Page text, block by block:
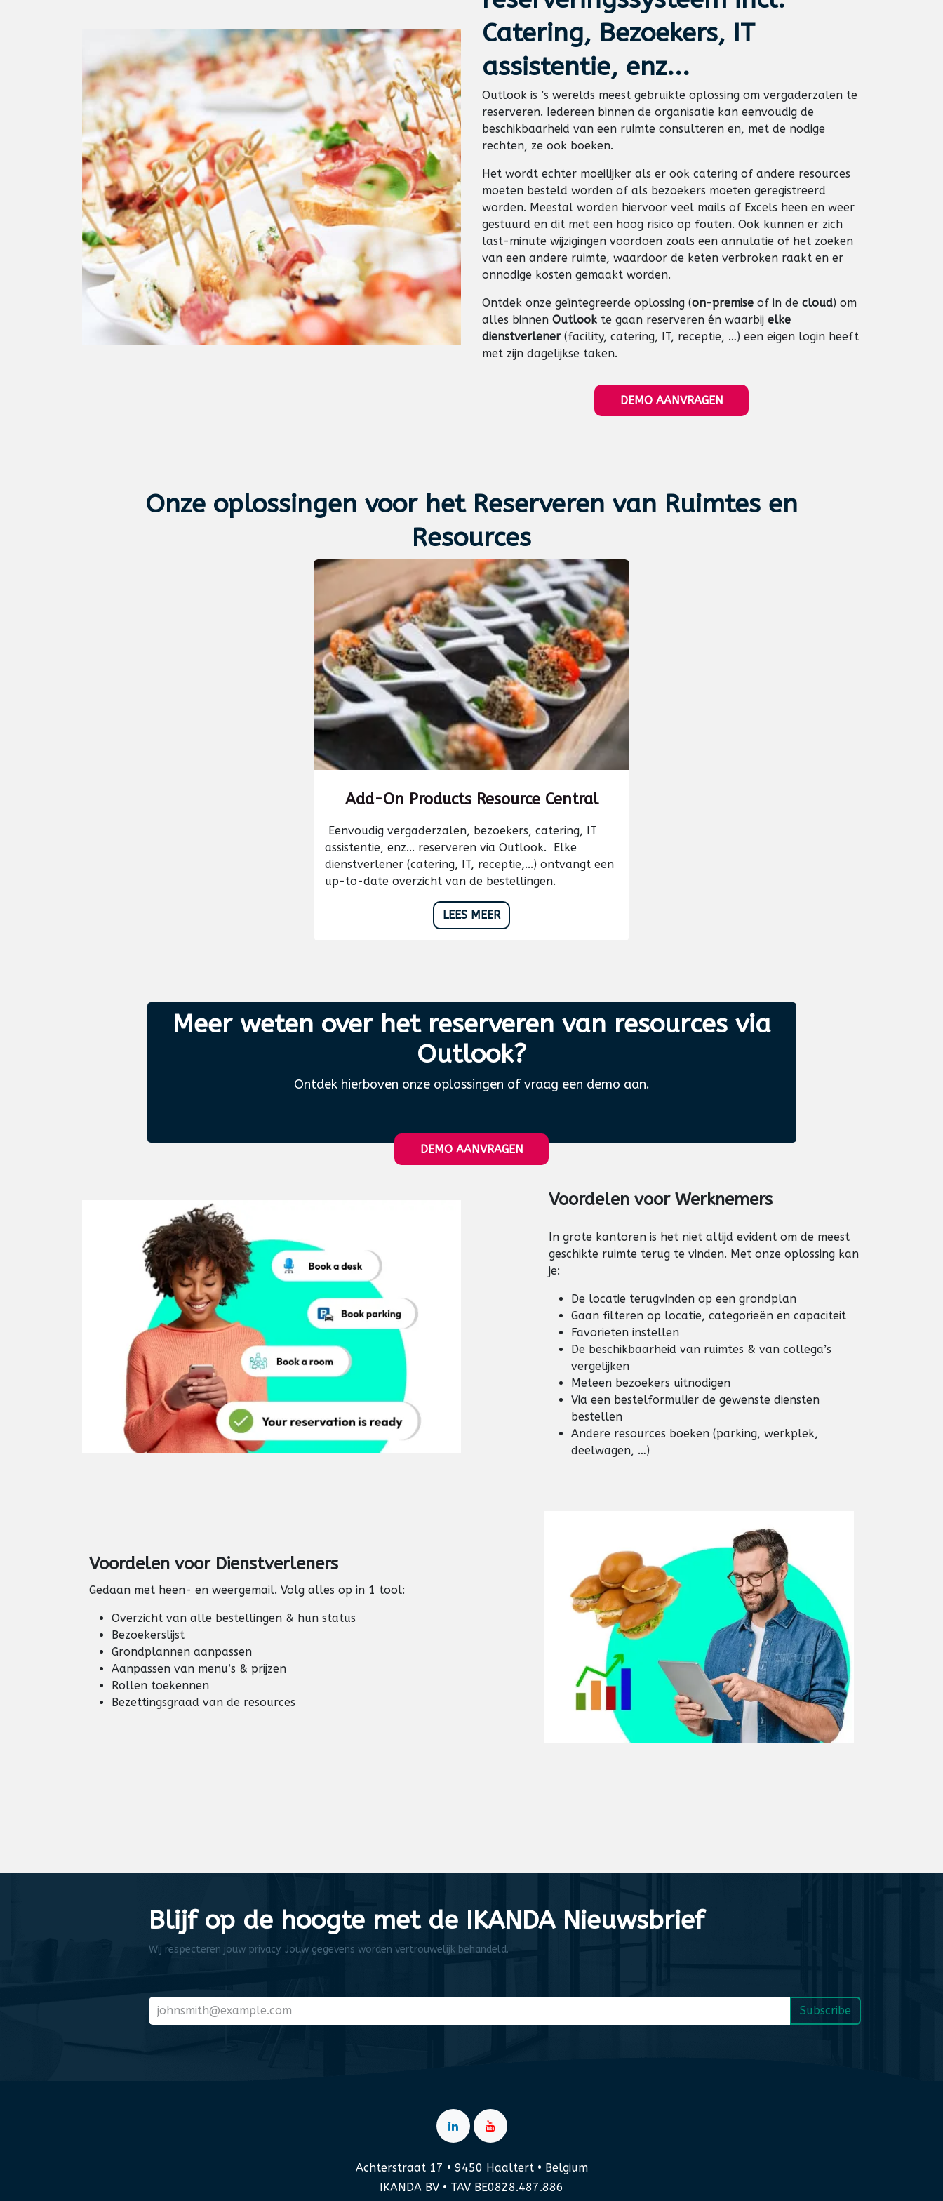
Catering, Bezoekers, IT
assistentie, enz...
Outlook is ’s werelds meest gebruikte oplossing om vergaderzalen te
reserveren. Iedereen binnen de organisatie kan eenvoudig de
beschikbaarheid van een ruimte consulteren en, met de nodige
rechten, ze ook boeken.
Het wordt echter moeilijker als er ook catering of andere resources
moeten besteld worden of als bezoekers moeten geregistreerd
worden. Meestal worden hiervoor veel mails of Excels heen en weer
gestuurd en dit met een hoog risico op fouten. Ook kunnen er zich
last-minute wijzigingen voordoen zoals een annulatie of het zoeken
van een andere ruimte, waardoor de keten verbroken raakt en er
onnodige kosten gemaakt worden.
Ontdek onze geïntegreerde oplossing (on-premise of in de cloud) om
alles binnen Outlook te gaan reserveren én waarbij elke
dienstverlener(facility, catering, IT, receptie, …) een eigen login heeft
met zijn dagelijkse taken.
DEMO AANVRAGEN
Onze oplossingen voor het Reserveren van Ruimtes en
Resources
Add-On Products Resource Central
Eenvoudig vergaderzalen, bezoekers, catering, IT
assistentie, enz... reserveren via Outlook. Elke
dienstverlener (catering, IT, receptie,...) ontvangt een
up-to-date overzicht van de bestellingen.
LEES MEER
Meer weten over het reserveren van resources via
Outlook?
Ontdek hierboven onze oplossingen of vraag een demo aan.
DEMO AANVRAG​​​​​​EN
Voordelen voor Werknemers
In grote kantoren is het niet altijd evident om de meest
geschikte ruimte terug te vinden. Met onze oplossing kan
je:
De locatie terugvinden op een grondplan
Gaan filteren op locatie, categorieën en capaciteit
Favorieten instellen
De beschikbaarheid van ruimtes & van collega’s
vergelijken
Meteen bezoekers uitnodigen
Via een bestelformulier de gewenste diensten
bestellen
Andere resources boeken (parking, werkplek,
deelwagen, …)
Voordelen voor Dienstverleners
Gedaan met heen- en weergemail. Volg alles op in 1 tool:
Overzicht van alle bestellingen & hun status
Bezoekerslijst
Grondplannen aanpassen
Aanpassen van menu’s & prijzen
Rollen toekennen
Bezettingsgraad van de resources
Blijf op de hoogte met de IKANDA Nieuwsbrief
Wij respecteren jouw privacy. Jouw gegevens worden vertrouwelijk behandeld.
Subscribe
Achterstraat 17 • 9450 Haaltert • Belgium
IKANDA BV • TAV BE0828.487.886